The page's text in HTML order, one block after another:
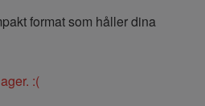
format som håller dina
:(